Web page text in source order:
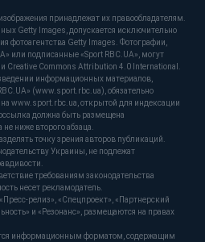
принадлежат их правообладателям.
Getty Images, допускается исключительно
фотоагентства Getty Images. Фотографии,
или подписанные «Sport RBC.UA», могут
Creative Commons Attribution 4.0 International.
информационных материалов,
(www.sport.rbc.ua), обязательно
www.sport.rbc.ua, открытой для индексации
должна быть размещена
ниже второго абзаца.
точку зрения авторов публикаций.
Украины, не подлежат
требованиям законодательства
несет рекламодатель.
релиз», «Спецпроект», «Партнерский
и «Резонанс», размещаются на правах
информационным форматом, содержащим